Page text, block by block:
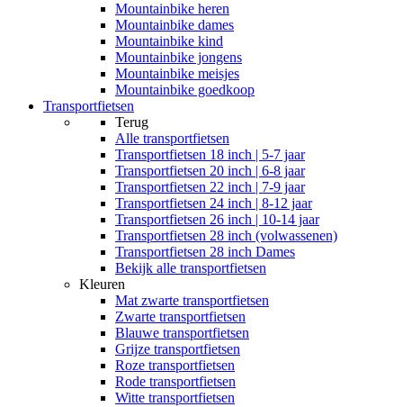
Mountainbike heren
Mountainbike dames
Mountainbike kind
Mountainbike jongens
Mountainbike meisjes
Mountainbike goedkoop
Transportfietsen
Terug
Alle transportfietsen
Transportfietsen 18 inch | 5-7 jaar
Transportfietsen 20 inch | 6-8 jaar
Transportfietsen 22 inch | 7-9 jaar
Transportfietsen 24 inch | 8-12 jaar
Transportfietsen 26 inch | 10-14 jaar
Transportfietsen 28 inch (volwassenen)
Transportfietsen 28 inch Dames
Bekijk alle transportfietsen
Kleuren
Mat zwarte transportfietsen
Zwarte transportfietsen
Blauwe transportfietsen
Grijze transportfietsen
Roze transportfietsen
Rode transportfietsen
Witte transportfietsen